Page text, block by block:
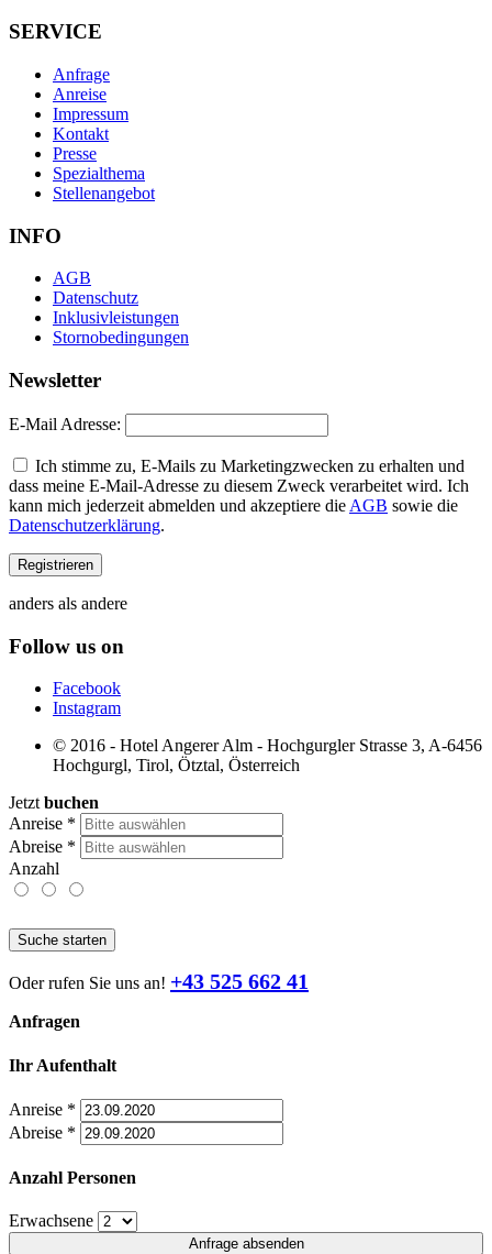
SERVICE
Anfrage
Anreise
Impressum
Kontakt
Presse
Spezialthema
Stellenangebot
INFO
AGB
Datenschutz
Inklusivleistungen
Stornobedingungen
Newsletter
E-Mail Adresse:
Ich stimme zu, E-Mails zu Marketingzwecken zu erhalten und
dass meine E-Mail-Adresse zu diesem Zweck verarbeitet wird. Ich
kann mich jederzeit abmelden und akzeptiere die AGB sowie die
Datenschutzerklärung.
anders als andere
Follow us on
Facebook
Instagram
© 2016 - Hotel Angerer Alm - Hochgurgler Strasse 3, A-6456
Hochgurgl, Tirol, Ötztal, Österreich
Jetzt buchen
Anreise *
Abreise *
Anzahl
Suche starten
Oder rufen Sie uns an! +43 525 662 41
Anfragen
Ihr Aufenthalt
Anreise *
Abreise *
Anzahl Personen
Erwachsene
Anfrage absenden